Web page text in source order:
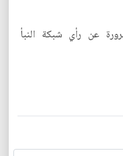
عن رأي شبكة النبأ